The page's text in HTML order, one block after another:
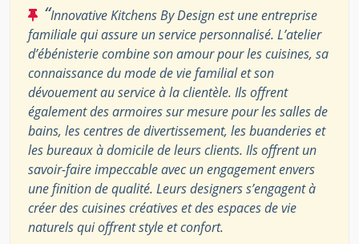
“Innovative Kitchens By Design est une entreprise
familiale qui assure un service personnalisé. L’atelier
d’ébénisterie combine son amour pour les cuisines, sa
connaissance du mode de vie familial et son
dévouement au service à la clientèle. Ils offrent
également des armoires sur mesure pour les salles de
bains, les centres de divertissement, les buanderies et
les bureaux à domicile de leurs clients. Ils offrent un
savoir-faire impeccable avec un engagement envers
une finition de qualité. Leurs designers s’engagent à
créer des cuisines créatives et des espaces de vie
naturels qui offrent style et confort.